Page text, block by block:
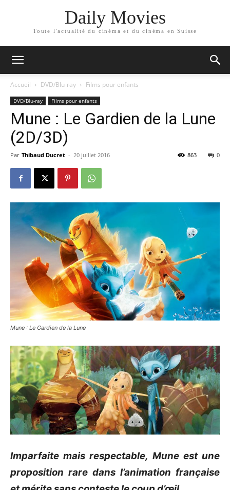
Daily Movies
Toute l'actualité du cinéma et du cinéma en Suisse
Accueil DVD/Blu-ray Films pour enfants
DVD/Blu-ray Films pour enfants
Mune : Le Gardien de la Lune
(2D/3D)
Par Thibaud Ducret - 20 juillet 2016 0
863
Mune : Le Gardien de la Lune
Imparfaite mais respectable, Mune est une
proposition rare dans l’animation française